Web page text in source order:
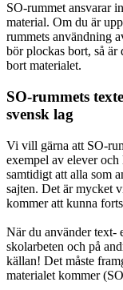
SO-rummet ansvarar
material. Om du är
rummets användning
bör plockas bort, så är
bort materialet.
SO-rummets
svensk lag
Vi vill gärna att SO-
exempel av elever
samtidigt att alla som
sajten. Det är mycket
kommer att kunna
När du använder text-
skolarbeten och på
källan! Det måste
materialet kommer